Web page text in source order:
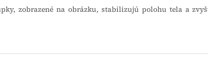
zobrazené na obrázku, stabilizujú polohu tela a